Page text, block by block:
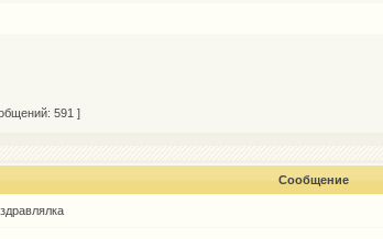
591 ]
Сообщение